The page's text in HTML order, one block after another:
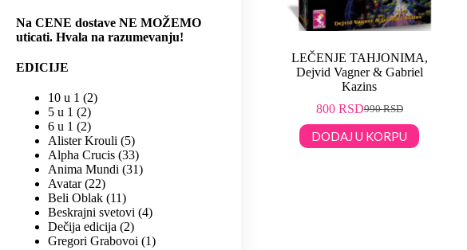
LEČENJE TAHJONIMA,
Dejvid Vagner & Gabriel
Kazins
990RSD
800 RSD
DODAJ U KORPU
Na CENE dostave NE MOŽEMO
uticati. Hvala na razumevanju!
EDICIJE
10 u 1
2
5 u 1
2
6 u 1
2
Alister Krouli
5
Alpha Crucis 33
Anima Mundi 31
Avatar 22
Beli Oblak 11
Beskrajni svetovi 4
Dečija edicija
2
Gregori Grabovoi
1